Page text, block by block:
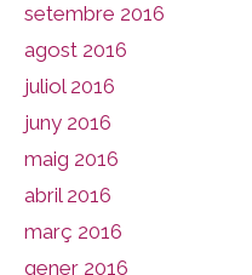
setembre 2016
agost 2016
juliol 2016
juny 2016
maig 2016
abril 2016
març 2016
gener 2016